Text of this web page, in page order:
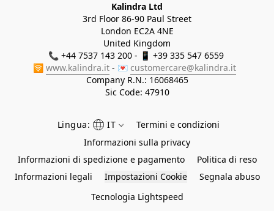
Kalindra Ltd
3rd Floor 86-90 Paul Street
London EC2A 4NE
United Kingdom
📞 +44 7537 143 200 - 📱 +39 335 547 6559
🛜 www.kalindra.it - 💌 customercare@kalindra.it
Company R.N.: 16068465
Sic Code: 47910
Lingua: IT
Termini e condizioni
Informazioni sulla privacy
Informazioni di spedizione e pagamento
Politica di reso
Informazioni legali
Impostazioni Cookie
Segnala abuso
Tecnologia Lightspeed